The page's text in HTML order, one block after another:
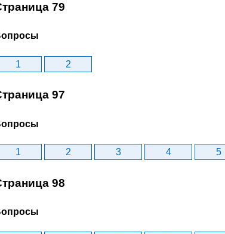
79
1 2
97
1 2 3 4 5
98